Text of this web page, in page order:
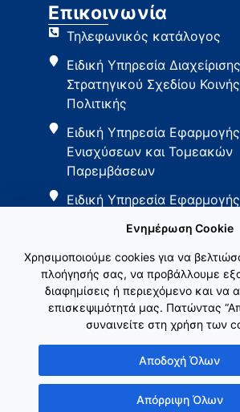
Επικοινωνία
Τηλεφωνικός κατάλογος
Ειδική Υπηρεσία Διαχείρισης
Στρατηγικού Σχεδίου
Πολιτικής
Ειδική Υπηρεσία
Ενισχύσεων και Τομεακών
Παρεμβάσεων
Ειδική Υπηρεσία Εφαρμογής
Εθνικό Δίκτυο ΚΑΠ
Ενημέρωση Cookie
Χρησιμοποιούμε cookies για να
πλοήγησής σας, να προβάλλουμε
διαφημίσεις ή περιεχόμενο και να
επισκεψιμότητά μας. Πατώντας
συναινείτε στη χρήση των
Αποδοχή Όλων
Απόρριψη Όλων